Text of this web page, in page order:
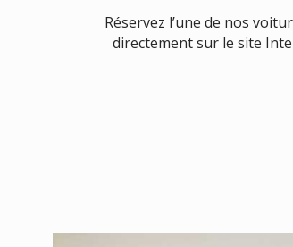
Réservez l’une de nos
directement sur le site